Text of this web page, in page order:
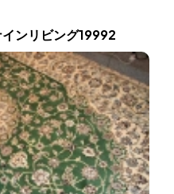
ンリビング19992